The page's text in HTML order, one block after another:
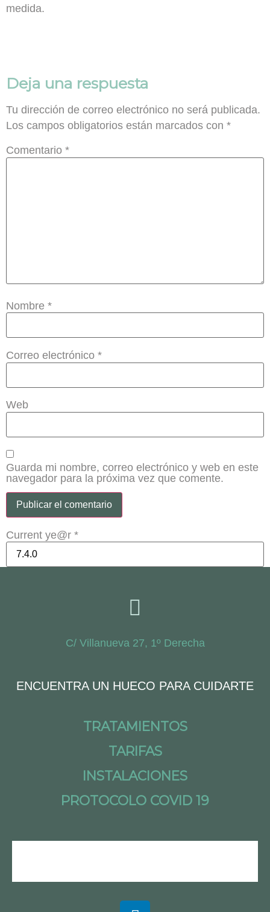
medida.
Deja una respuesta
Tu dirección de correo electrónico no será publicada.
Los campos obligatorios están marcados con *
Comentario *
Nombre *
Correo electrónico *
Web
Guarda mi nombre, correo electrónico y web en este
navegador para la próxima vez que comente.
Current ye@r *
C/ Villanueva 27, 1º Derecha
ENCUENTRA UN HUECO PARA CUIDARTE
TRATAMIENTOS
TARIFAS
INSTALACIONES
PROTOCOLO COVID 19